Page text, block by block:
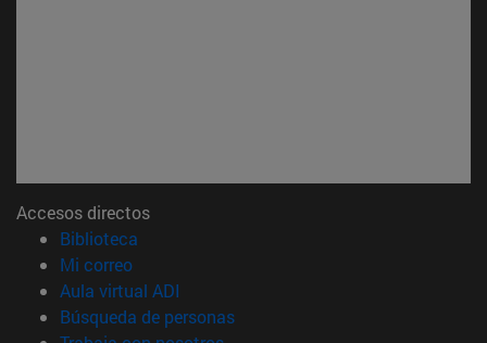
Accesos directos
Biblioteca
Mi correo(abre en nueva ventana)
Aula virtual ADI
Búsqueda de personas(abre en nueva ventana)